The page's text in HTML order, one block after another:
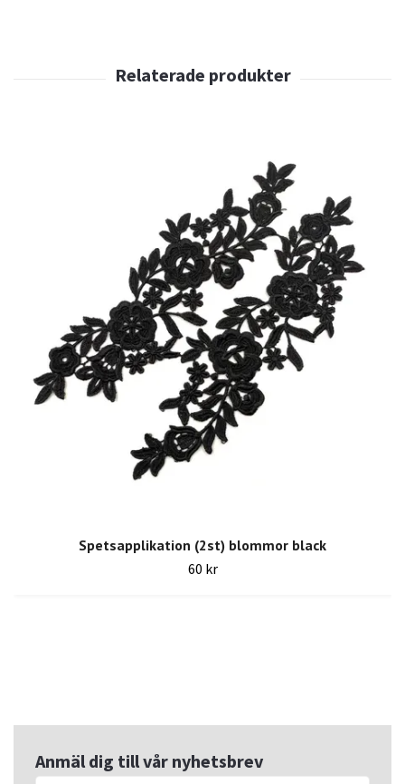
Spetsapplikation (2st) blommor black
60 kr
Anmäl dig till vår nyhetsbrev